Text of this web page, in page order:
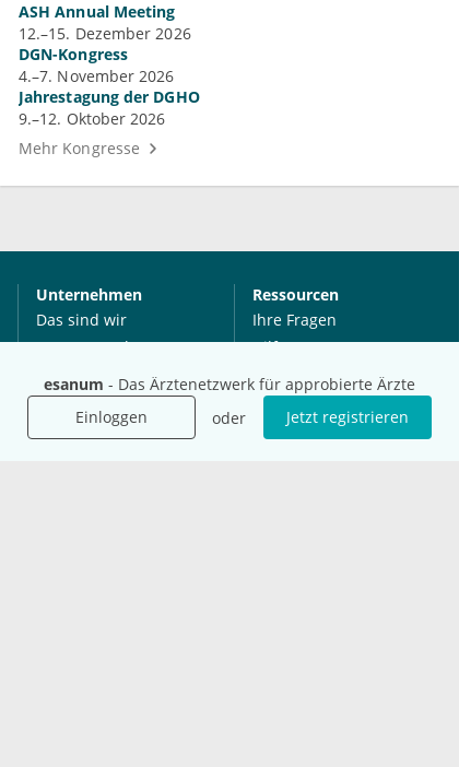
esanum - Das Ärztenetzwerk für approbierte Ärzte
Einloggen
oder Jetzt registrieren
ASH Annual Meeting
12.–15. Dezember 2026
DGN-Kongress
4.–7. November 2026
Jahrestagung der DGHO
9.–12. Oktober 2026
Mehr Kongresse
Unternehmen
Das sind wir
Für Unternehmen
Für Agenturen
Mediadaten
Presse
Ressourcen
Ihre Fragen
Hilfe